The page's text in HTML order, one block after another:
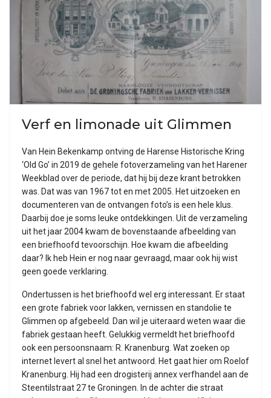
Verf en limonade uit Glimmen
Van Hein Bekenkamp ontving de Harense Historische Kring
‘Old Go’ in 2019 de gehele fotoverzameling van het Harener
Weekblad over de periode, dat hij bij deze krant betrokken
was. Dat was van 1967 tot en met 2005. Het uitzoeken en
documenteren van de ontvangen foto’s is een hele klus.
Daarbij doe je soms leuke ontdekkingen. Uit de verzameling
uit het jaar 2004 kwam de bovenstaande afbeelding van
een briefhoofd tevoorschijn. Hoe kwam die afbeelding
daar? Ik heb Hein er nog naar gevraagd, maar ook hij wist
geen goede verklaring.
Ondertussen is het briefhoofd wel erg interessant. Er staat
een grote fabriek voor lakken, vernissen en standolie te
Glimmen op afgebeeld. Dan wil je uiteraard weten waar die
fabriek gestaan heeft. Gelukkig vermeldt het briefhoofd
ook een persoonsnaam: R. Kranenburg. Wat zoeken op
internet levert al snel het antwoord. Het gaat hier om Roelof
Kranenburg. Hij had een drogisterij annex verfhandel aan de
Steentilstraat 27 te Groningen. In de achter die straat